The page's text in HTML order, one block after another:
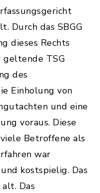
Durch das SBGG
dieses Rechts
geltende TSG
des
Einholung von
und eine
voraus. Diese
Betroffene als
war
kostspielig. Das
Das